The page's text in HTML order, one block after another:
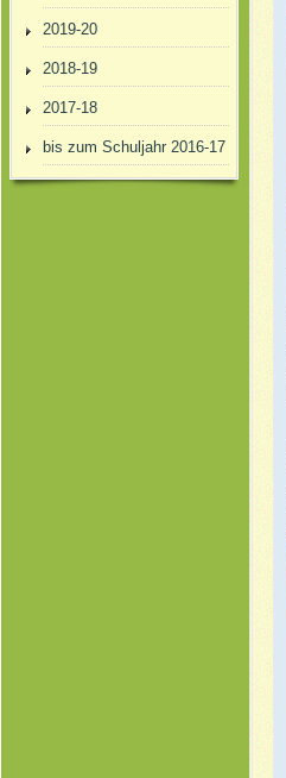
2019-20
2018-19
2017-18
bis zum Schuljahr 2016-17